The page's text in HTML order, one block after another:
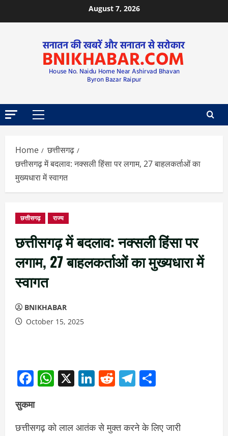
August 7, 2026
Home
छत्तीसगढ़
छत्तीसगढ़ में बदलाव: नक्सली हिंसा पर लगाम, 27 बाहलकर्ताओं का
मुख्यधारा में स्वागत
छत्तीसगढ़ राज्य
छत्तीसगढ़ में बदलाव: नक्सली हिंसा पर
लगाम, 27 बाहलकर्ताओं का मुख्यधारा में
स्वागत
BNIKHABAR
October 15, 2025
Facebook
WhatsApp
X LinkedIn
RedditTelegram
सुकमा
छत्तीसगढ़ को लाल आतंक से मुक्त करने के लिए जारी